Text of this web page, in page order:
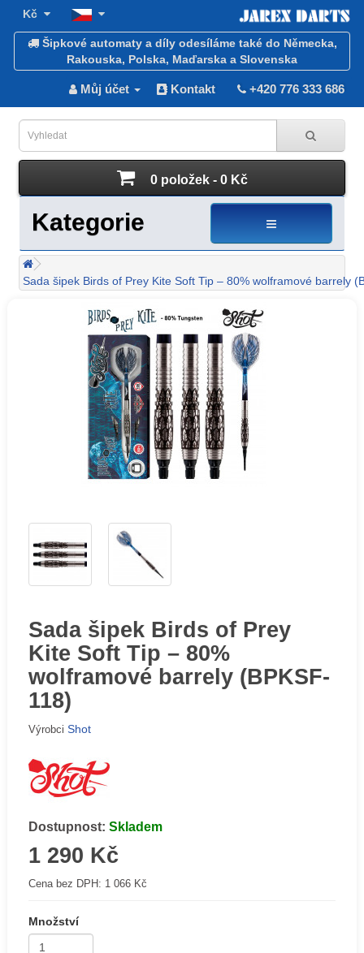
Kč
Šipkové automaty a díly odesíláme také do Německa,
Rakouska, Polska, Maďarska a Slovenska
Můj účet Kontakt +420 776 333 686
0 položek - 0 Kč
Kategorie
Sada šipek Birds of Prey Kite Soft Tip – 80% wolframové barrely
Sada šipek Birds of Prey
Kite Soft Tip – 80%
wolframové barrely (BPKSF-
118)
Výrobci Shot
Dostupnost: Skladem
1 290 Kč
Cena bez DPH: 1 066 Kč
Množství